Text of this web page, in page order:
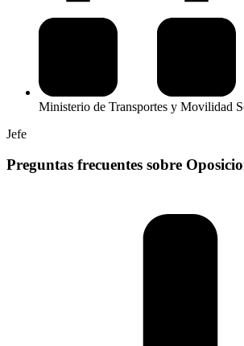
Ministerio de Transportes y Movilidad
Jefe
Preguntas frecuentes sobre